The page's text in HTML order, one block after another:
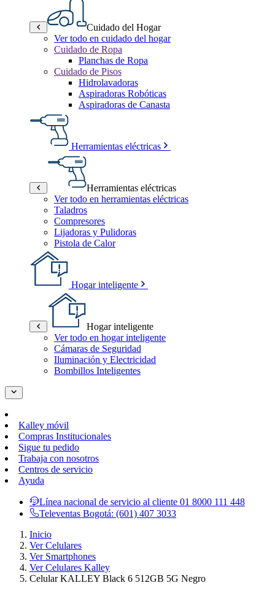
Cuidado del Hogar
Ver todo en cuidado del hogar
Cuidado de Ropa
Planchas de Ropa
Cuidado de Pisos
Hidrolavadoras
Aspiradoras Robóticas
Aspiradoras de Canasta
Herramientas eléctricas
Herramientas eléctricas
Ver todo en herramientas eléctricas
Taladros
Compresores
Lijadoras y Pulidoras
Pistola de Calor
Hogar inteligente
Hogar inteligente
Ver todo en hogar inteligente
Cámaras de Seguridad
Iluminación y Electricidad
Bombillos Inteligentes
Kalley móvil
Compras Institucionales
Sigue tu pedido
Trabaja con nosotros
Centros de servicio
Ayuda
Línea nacional de servicio al cliente 01 8000 111 448
Televentas Bogotá: (601) 407 3033
Inicio
Ver Celulares
Ver Smartphones
Ver Celulares Kalley
Celular KALLEY Black 6 512GB 5G Negro